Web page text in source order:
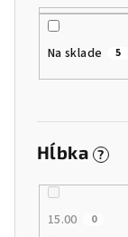
Na sklade 5
Hĺbka ?
15.00 0